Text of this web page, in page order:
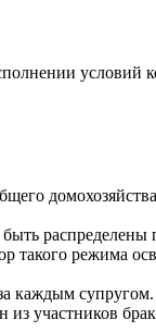
условий
режима
каждым
участников